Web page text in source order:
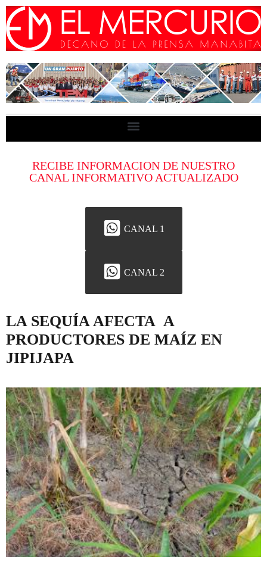
RECIBE INFORMACION DE NUESTRO
CANAL INFORMATIVO ACTUALIZADO
CANAL 1
CANAL 2
LA SEQUÍA AFECTA A
PRODUCTORES DE MAÍZ EN
JIPIJAPA